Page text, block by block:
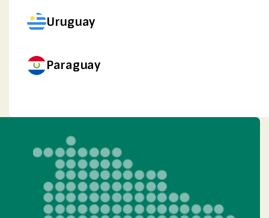
Uruguay
Paraguay